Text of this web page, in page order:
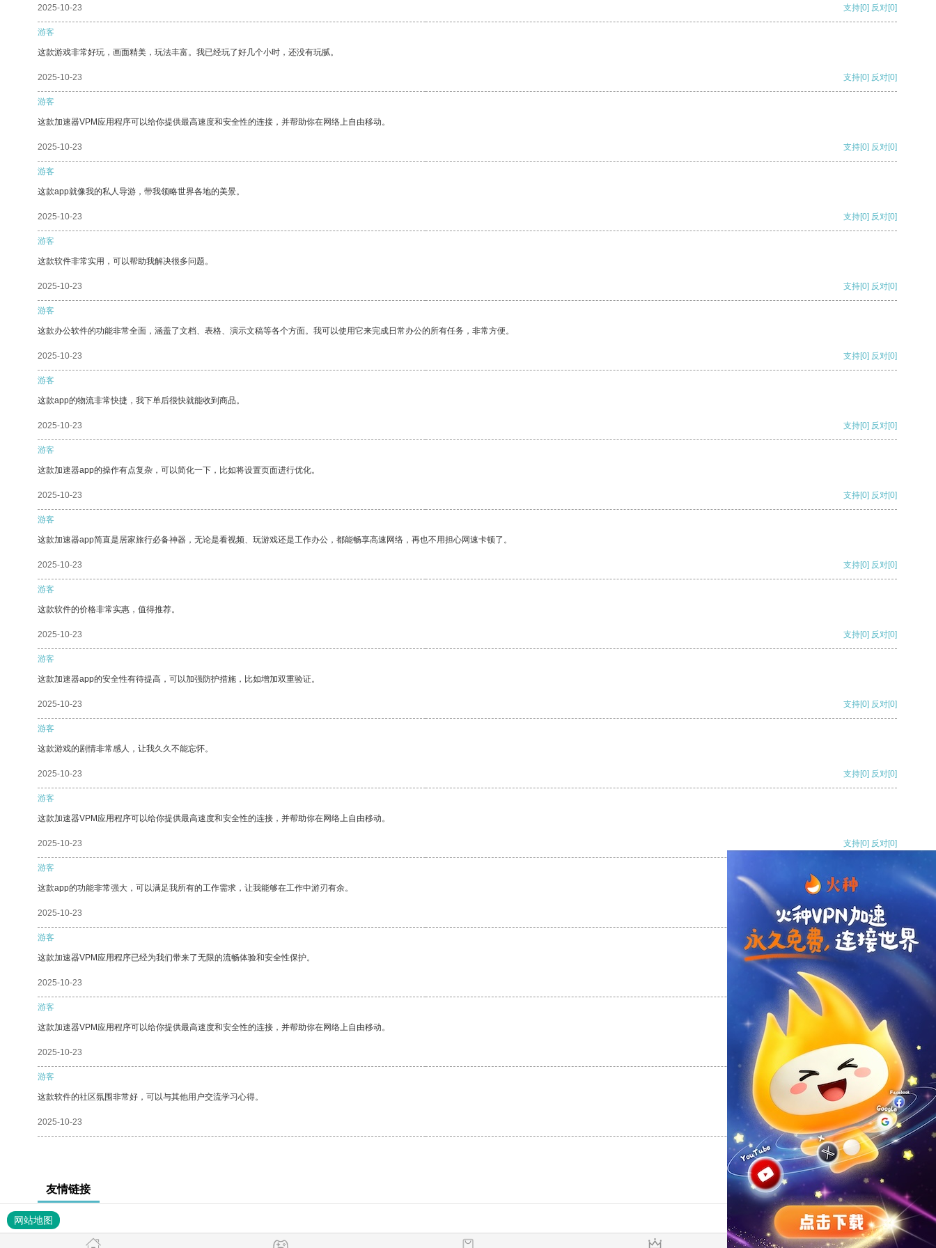
2025-10-23 支持[0] 反对[0]
游客
这款游戏非常好玩，画面精美，玩法丰富。我已经玩了好几个小时，还没有玩腻。
2025-10-23 支持[0] 反对[0]
游客
这款加速器VPM应用程序可以给你提供最高速度和安全性的连接，并帮助你在网络上自由移动。
2025-10-23 支持[0] 反对[0]
游客
这款app就像我的私人导游，带我领略世界各地的美景。
2025-10-23 支持[0] 反对[0]
游客
这款软件非常实用，可以帮助我解决很多问题。
2025-10-23 支持[0] 反对[0]
游客
这款办公软件的功能非常全面，涵盖了文档、表格、演示文稿等各个方面。我可以使用它来完成日常办公的所有任务，非常方便。
2025-10-23 支持[0] 反对[0]
游客
这款app的物流非常快捷，我下单后很快就能收到商品。
2025-10-23 支持[0] 反对[0]
游客
这款加速器app的操作有点复杂，可以简化一下，比如将设置页面进行优化。
2025-10-23 支持[0] 反对[0]
游客
这款加速器app简直是居家旅行必备神器，无论是看视频、玩游戏还是工作办公，都能畅享高速网络，再也不用担心网速卡顿了。
2025-10-23 支持[0] 反对[0]
游客
这款软件的价格非常实惠，值得推荐。
2025-10-23 支持[0] 反对[0]
游客
这款加速器app的安全性有待提高，可以加强防护措施，比如增加双重验证。
2025-10-23 支持[0] 反对[0]
游客
这款游戏的剧情非常感人，让我久久不能忘怀。
2025-10-23 支持[0] 反对[0]
游客
这款加速器VPM应用程序可以给你提供最高速度和安全性的连接，并帮助你在网络上自由移动。
2025-10-23 支持[0] 反对[0]
游客
这款app的功能非常强大，可以满足我所有的工作需求，让我能够在工作中游刃有余。
2025-10-23 支持[0] 反对
游客
这款加速器VPM应用程序已经为我们带来了无限的流畅体验和安全性保护。
2025-10-23 支持
游客
这款加速器VPM应用程序可以给你提供最高速度和安全性的连接，并帮助你在网络上自由移动。
2025-10-23 反对 [0]
游客
这款软件的社区氛围非常好，可以与其他用户交流学习心得。
2025-10-23 支持[0] 反对[0]
友情链接
网站地图